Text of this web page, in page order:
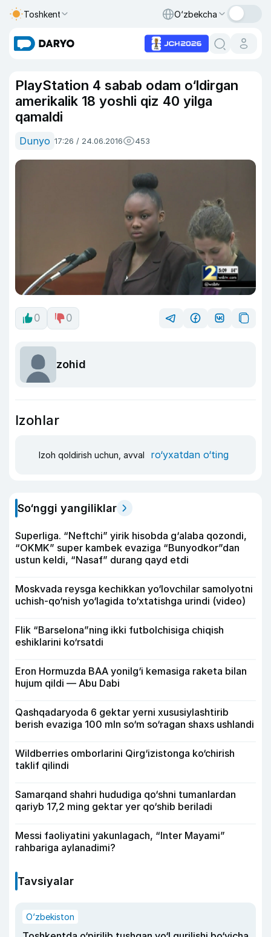
Toshkent O‘zbekcha
PlayStation 4 sabab odam o‘ldirgan
amerikalik 18 yoshli qiz 40 yilga
qamaldi
Dunyo 17:26 / 24.06.2016 453
0 0
zohid
Izohlar
Izoh qoldirish uchun, avval ro‘yxatdan o‘ting
So‘nggi yangiliklar
Superliga. “Neftchi” yirik hisobda g‘alaba qozondi,
“OKMK” super kambek evaziga “Bunyodkor”dan
ustun keldi, “Nasaf” durang qayd etdi
Moskvada reysga kechikkan yo‘lovchilar samolyotni
uchish-qo‘nish yo‘lagida to‘xtatishga urindi (video)
Flik “Barselona”ning ikki futbolchisiga chiqish
eshiklarini ko‘rsatdi
Eron Hormuzda BAA yonilg‘i kemasiga raketa bilan
hujum qildi — Abu Dabi
Qashqadaryoda 6 gektar yerni xususiylashtirib
berish evaziga 100 mln so‘m so‘ragan shaxs ushlandi
Wildberries omborlarini Qirg‘izistonga ko‘chirish
taklif qilindi
Samarqand shahri hududiga qo‘shni tumanlardan
qariyb 17,2 ming gektar yer qo‘shib beriladi
Messi faoliyatini yakunlagach, “Inter Mayami”
rahbariga aylanadimi?
Tavsiyalar
O‘zbekiston